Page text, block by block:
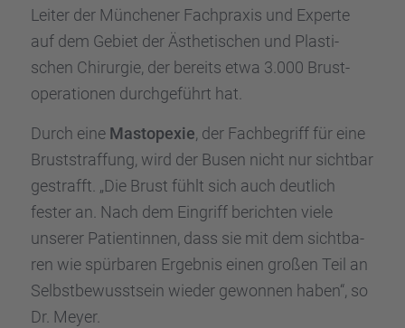
Leiter der Münche­ner Fachpra­xis und Experte
auf dem Gebiet der Ästhe­ti­schen und Plasti­
schen Chirur­gie, der bereits etwa 3.000 Brust­
ope­ra­tio­nen durch­ge­führt hat.
Durch eine Mastope­xie, der Fachbe­griff für eine
Brust­straf­fung, wird der Busen nicht nur sicht­bar
gestrafft. „Die Brust fühlt sich auch deutlich
fester an. Nach dem Eingriff berich­ten viele
unserer Patien­tin­nen, dass sie mit dem sicht­ba­
ren wie spürba­ren Ergeb­nis einen großen Teil an
Selbst­be­wusst­sein wieder gewon­nen haben“, so
Dr. Meyer.